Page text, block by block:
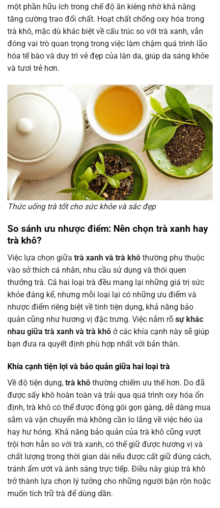
một phần hữu ích trong chế độ ăn kiêng nhờ khả năng
tăng cường trao đổi chất. Hoạt chất chống oxy hóa trong
trà khô, mặc dù khác biệt về cấu trúc so với trà xanh, vẫn
đóng vai trò quan trọng trong việc làm chậm quá trình lão
hóa tế bào và duy trì vẻ đẹp của làn da, giúp da sáng khỏe
và tươi trẻ hơn.
Thức uống trà tốt cho sức khỏe và sắc đẹp
So sánh ưu nhược điểm: Nên chọn trà xanh hay
trà khô?
Việc lựa chọn giữa trà xanh và trà khô thường phụ thuộc
vào sở thích cá nhân, nhu cầu sử dụng và thói quen
thưởng trà. Cả hai loại trà đều mang lại những giá trị sức
khỏe đáng kể, nhưng mỗi loại lại có những ưu điểm và
nhược điểm riêng biệt về tính tiện dụng, khả năng bảo
quản cũng như hương vị đặc trưng. Việc nắm rõ sự khác
nhau giữa trà xanh và trà khô ở các khía cạnh này sẽ giúp
bạn đưa ra quyết định phù hợp nhất với bản thân.
Khía cạnh tiện lợi và bảo quản giữa hai loại trà
Về độ tiện dụng, trà khô thường chiếm ưu thế hơn. Do đã
được sấy khô hoàn toàn và trải qua quá trình oxy hóa ổn
định, trà khô có thể được đóng gói gọn gàng, dễ dàng mua
sắm và vận chuyển mà không cần lo lắng về việc héo úa
hay hư hỏng. Khả năng bảo quản của trà khô cũng vượt
trội hơn hẳn so với trà xanh, có thể giữ được hương vị và
chất lượng trong thời gian dài nếu được cất giữ đúng cách,
tránh ẩm ướt và ánh sáng trực tiếp. Điều này giúp trà khô
trở thành lựa chọn lý tưởng cho những người bận rộn hoặc
muốn tích trữ trà để dùng dần.